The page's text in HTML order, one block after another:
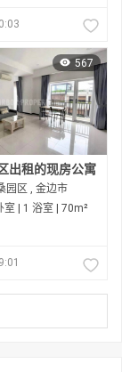
567
出租的现房公寓
园区 , 金边市
室 | 1 浴室 | 70m²